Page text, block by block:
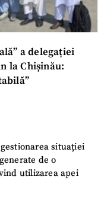
a delegației
la Chișinău:
situației
de o
utilizarea apei